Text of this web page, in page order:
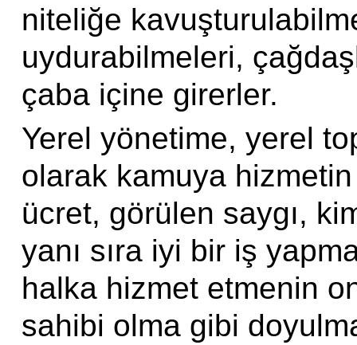
niteliğe
uydurabilmeleri,
çaba içine girerler.
Yerel yönetime, yerel
olarak kamuya hizmetin
ücret, görülen saygı,
yanı sıra iyi bir iş
halka hizmet etmenin
sahibi olma gibi